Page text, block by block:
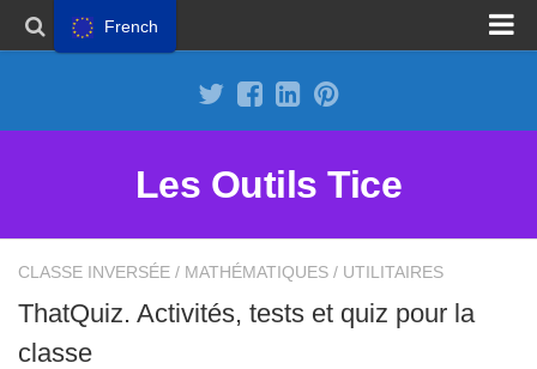
Les Outils Tice
CLASSE INVERSÉE / MATHÉMATIQUES / UTILITAIRES
ThatQuiz. Activités, tests et quiz pour la
classe
French